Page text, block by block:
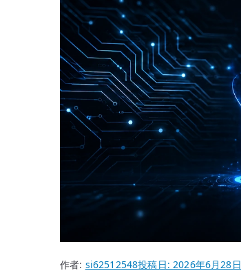
作者: si62512548投稿日:2026年6月28日